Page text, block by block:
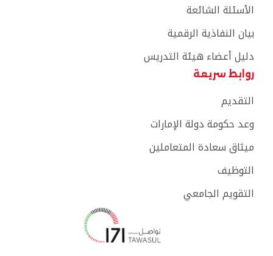
الأسئلة الشائعة
بيان النفاذية الرقمية
دليل أعضاء هيئة التدريس
روابط سريعة
التقديم
وعد حكومة دولة الإمارات
ميثاق سعادة المتعاملين
التوظيف
التقويم الجامعي